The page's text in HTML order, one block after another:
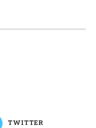
TWITTER